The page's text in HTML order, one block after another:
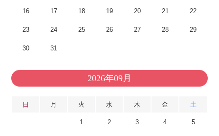
16 17 18 19 20 21 22
23 24 25 26 27 28 29
30 31
2026年09月
日 月 火 水 木 金 土
1 2 3 4 5